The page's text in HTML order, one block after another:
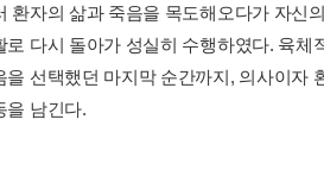
환자의 삶과 죽음을 목도해오다가 자신
로 다시 돌아가 성실히 수행하였다. 육체
을 선택했던 마지막 순간까지, 의사이자
을 남긴다.